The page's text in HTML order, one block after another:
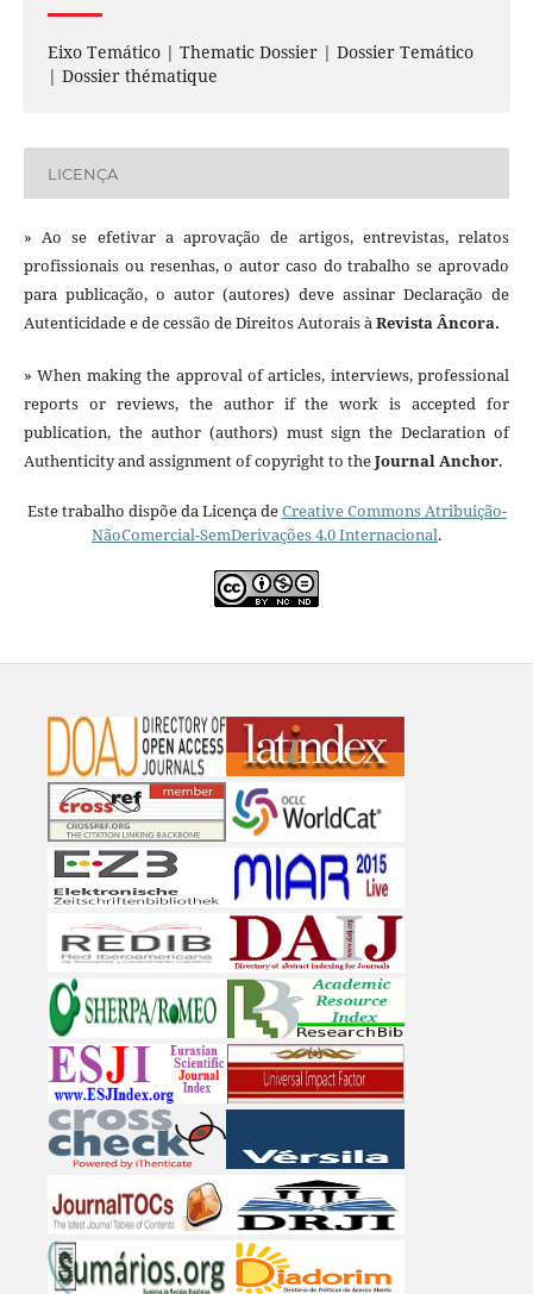
Eixo Temático | Thematic Dossier | Dossier Temático
| Dossier thématique
LICENÇA
» Ao se efetivar a aprovação de artigos, entrevistas, relatos
profissionais ou resenhas, o autor caso do trabalho se aprovado
para publicação, o autor (autores) deve assinar Declaração de
Autenticidade e de cessão de Direitos Autorais àRevista Âncora.
» When making the approval of articles, interviews, professional
reports or reviews, the author if the work is accepted for
publication, the author (authors) must sign the Declaration of
Authenticity and assignment of copyright to theJournal Anchor.
Este trabalho dispõe da Licença deCreative Commons Atribuição-
NãoComercial-SemDerivações 4.0 Internacional.